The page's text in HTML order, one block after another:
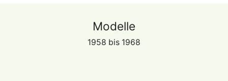
Modelle
1958 bis 1968